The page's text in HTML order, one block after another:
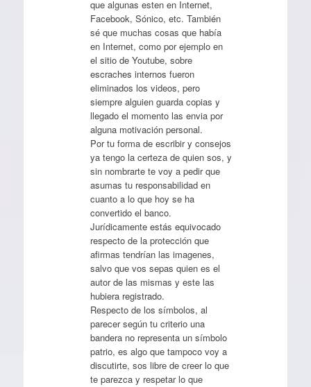
que algunas esten en Internet,
Facebook, Sónico, etc. También
sé que muchas cosas que había
en Internet, como por ejemplo en
el sitio de Youtube, sobre
escraches internos fueron
eliminados los videos, pero
siempre alguien guarda copias y
llegado el momento las envia por
alguna motivación personal.
Por tu forma de escribir y consejos
ya tengo la certeza de quien sos, y
sin nombrarte te voy a pedir que
asumas tu responsabilidad en
cuanto a lo que hoy se ha
convertido el banco.
Jurídicamente estás equivocado
respecto de la protección que
afirmas tendrían las imagenes,
salvo que vos sepas quien es el
autor de las mismas y este las
hubiera registrado.
Respecto de los símbolos, al
parecer según tu criterio una
bandera no representa un símbolo
patrio, es algo que tampoco voy a
discutirte, sos libre de creer lo que
te parezca y respetar lo que